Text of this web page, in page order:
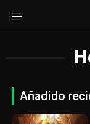
Añadido